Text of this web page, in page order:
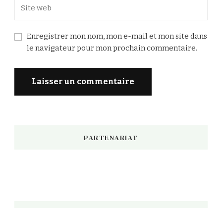
Enregistrer mon nom, mon e-mail et mon site dans
le navigateur pour mon prochain commentaire.
PARTENARIAT